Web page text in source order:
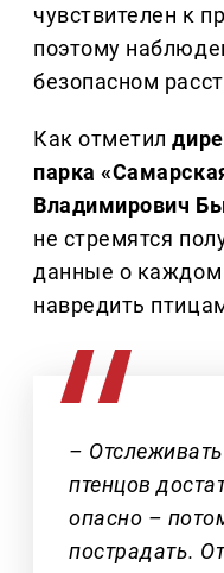
чувствителен к
поэтому
безопасном
Как отметил
парка
Владимирович
не стремятся
данные о каждом
навредить
–
птенцов
опасно –
пострадать.